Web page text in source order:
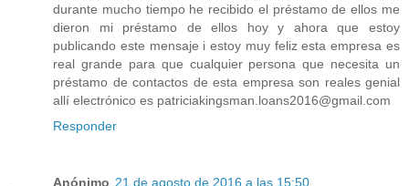
durante mucho tiempo he recibido el préstamo de ellos me
dieron mi préstamo de ellos hoy y ahora que estoy
publicando este mensaje i estoy muy feliz esta empresa es
real grande para que cualquier persona que necesita un
préstamo de contactos de esta empresa son reales genial
allí electrónico es patriciakingsman.loans2016@gmail.com
Responder
Anónimo 21 de agosto de 2016 a las 15:50